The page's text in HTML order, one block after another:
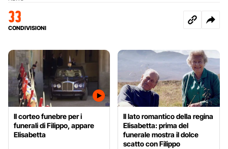
33
CONDIVISIONI
Il corteo funebre per i
funerali di Filippo, appare
Elisabetta
Il lato romantico della regina
Elisabetta: prima del
funerale mostra il dolce
scatto con Filippo